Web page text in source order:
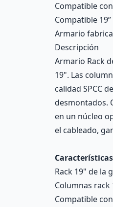
Compatible con
Compatible
Armario
Descripción
Armario Rack
19". Las
calidad SPCC
desmontados.
en un núcleo
el cableado,
Rack 19" de la
Columnas
Compatible con